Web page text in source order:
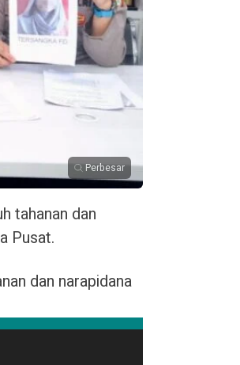
Perbesar
tahanan dan
Pusat.
dan narapidana